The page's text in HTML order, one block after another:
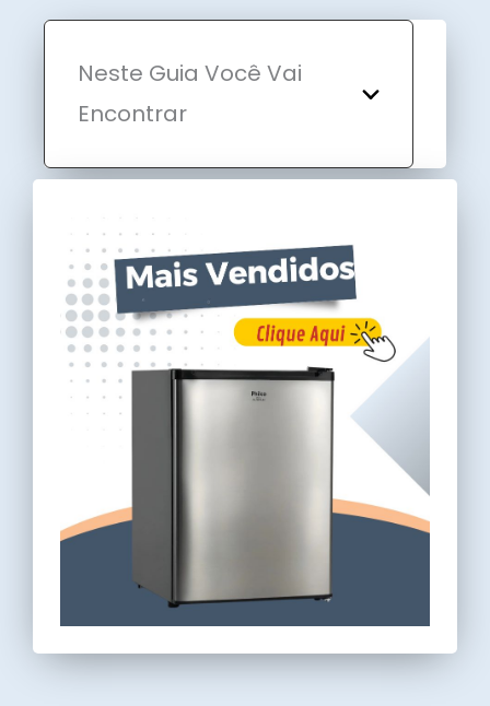
Neste Guia Você Vai
Encontrar